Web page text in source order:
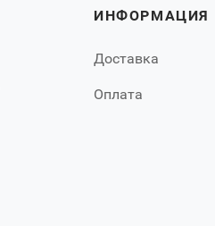
ИНФОРМАЦИЯ
Доставка
Оплата